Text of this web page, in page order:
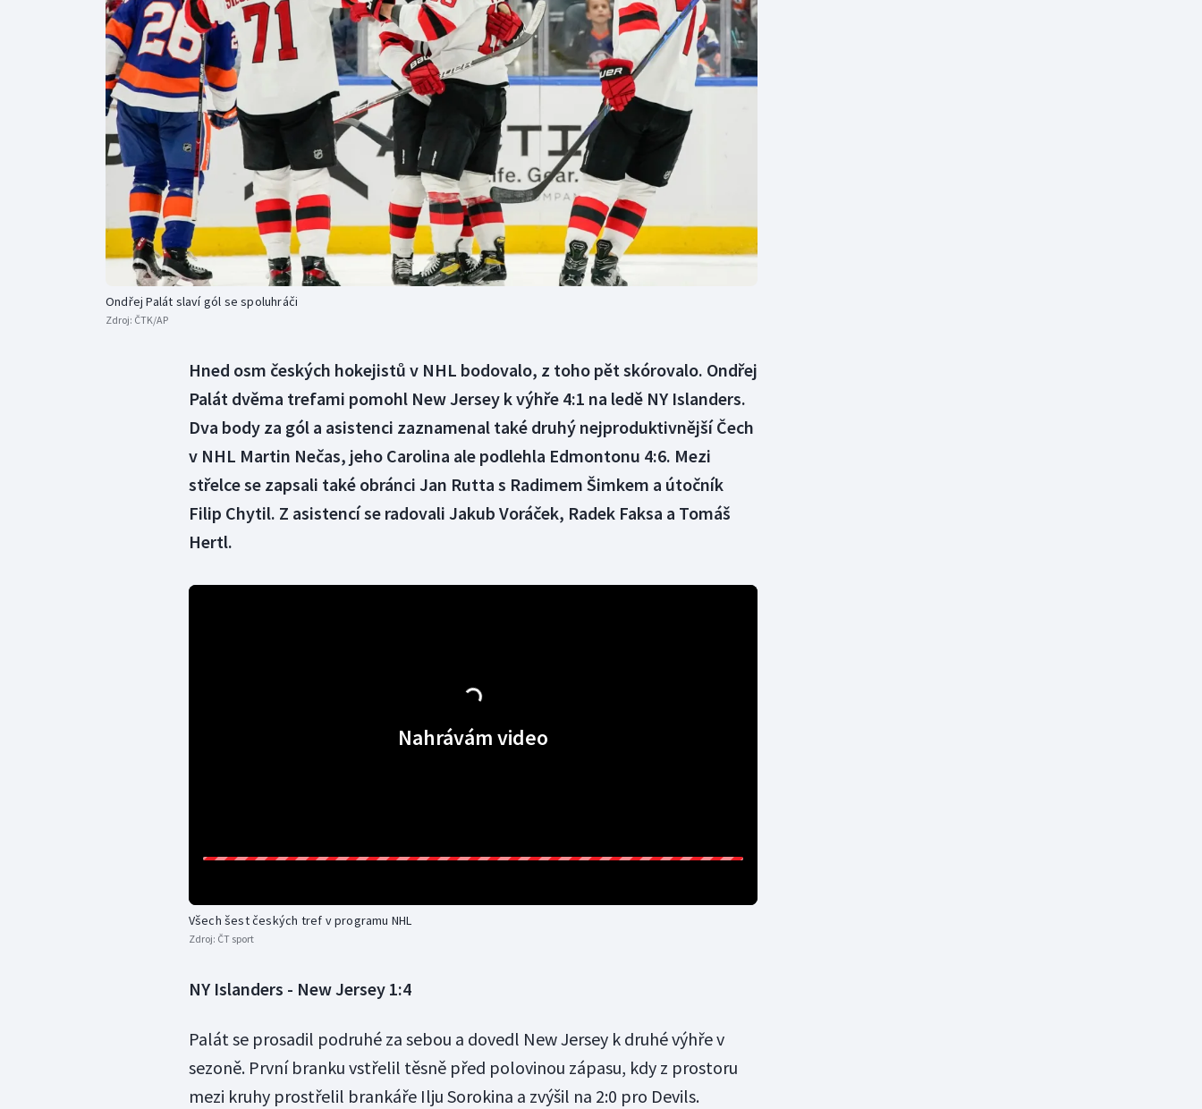
Curling
Dostihy
Florbal
Golf
Gymnastika
Moderní pětiboj
Motorsport
Olympijské hry
Parasport
Plavání
Plážový volejbal
Triatlon
Veslování
Vodní slalom
Volejbal
Ostatní
Ondřej Palát slaví gól se spoluhráči
Zdroj: ČTK/AP
Hned osm českých hokejistů v NHL bodovalo, z toho pět skórovalo. Ondřej
Palát dvěma trefami pomohl New Jersey k výhře 4:1 na ledě NY Islanders.
Dva body za gól a asistenci zaznamenal také druhý nejproduktivnější Čech
v NHL Martin Nečas, jeho Carolina ale podlehla Edmontonu 4:6. Mezi
střelce se zapsali také obránci Jan Rutta s Radimem Šimkem a útočník
Filip Chytil. Z asistencí se radovali Jakub Voráček, Radek Faksa a Tomáš
Hertl.
Nahrávám video
Všech šest českých tref v programu NHL
Zdroj: ČT sport
NY Islanders - New Jersey 1:4
Palát se prosadil podruhé za sebou a dovedl New Jersey k druhé výhře v
sezoně. První branku vstřelil těsně před polovinou zápasu, kdy z prostoru
mezi kruhy prostřelil brankáře Ilju Sorokina a zvýšil na 2:0 pro Devils.